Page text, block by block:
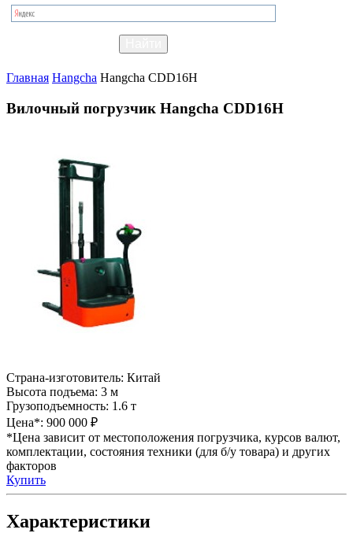
Главная Hangcha Hangcha CDD16H
Вилочный погрузчик Hangcha CDD16H
Страна-изготовитель: Китай
Высота подъема: 3 м
Грузоподъемность: 1.6 т
Цена*: 900 000 ₽
*Цена зависит от местоположения погрузчика, курсов валют,
комплектации, состояния техники (для б/у товара) и других
факторов
Купить
Характеристики